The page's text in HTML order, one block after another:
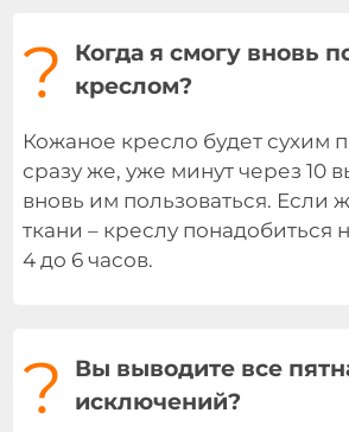
?
Когда я смогу вновь
креслом?
Кожаное кресло будет сухим
сразу же, уже минут через 10
вновь им пользоваться. Если
ткани – креслу понадобиться
4 до 6 часов.
?
Вы выводите все
исключений?